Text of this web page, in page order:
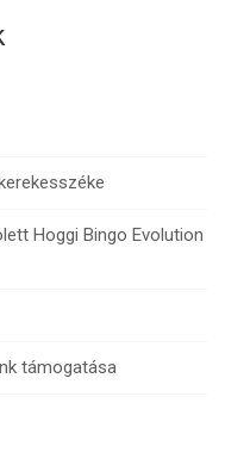
Hoggi Bingo Evolution
támogatása